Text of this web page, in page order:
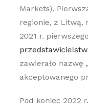
Markets).
regionie, z Litwą,
2021 r.
zawierało nazwę
akceptowanego
Pod koniec 2022